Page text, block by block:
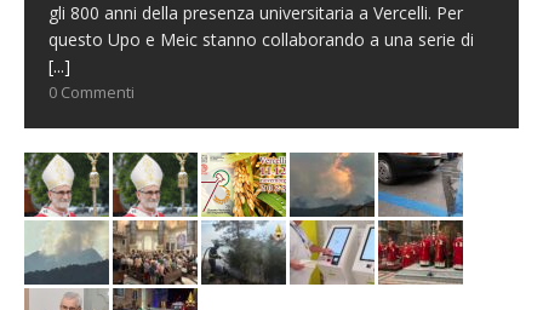
gli 800 anni della presenza universitaria a Vercelli. Per
questo Upo e Meic stanno collaborando a una serie di
[...]
0 Commenti